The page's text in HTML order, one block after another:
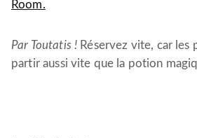
Room.
Par Toutatis ! Réservez vite, car les
partir aussi vite que la potion